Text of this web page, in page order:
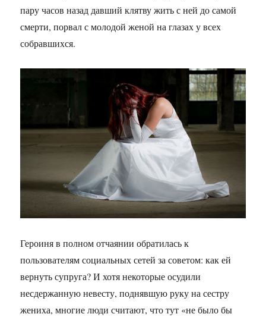
пару часов назад давший клятву жить с ней до самой
смерти, порвал с молодой женой на глазах у всех
собравшихся.
Героиня в полном отчаянии обратилась к
пользователям социальных сетей за советом: как ей
вернуть супруга? И хотя некоторые осудили
несдержанную невесту, поднявшую руку на сестру
жениха, многие люди считают, что тут «не было бы